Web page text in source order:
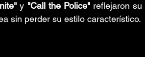
y "Call the Police" reflejaron su
sin perder su estilo característico.